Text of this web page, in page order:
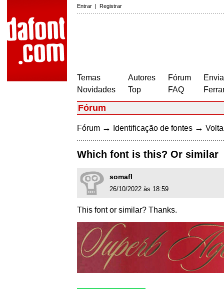
Entrar | Registrar
Temas
Novidades
Autores
Top
Fórum
FAQ
Fórum
Fórum → Identificação de fontes →
Which font is this? Or similar
somafl
26/10/2022 às 18:59
This font or similar? Thanks.